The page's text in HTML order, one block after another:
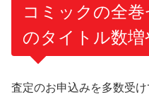
コミックの全
のタイトル数増
査定のお申込みを多数受